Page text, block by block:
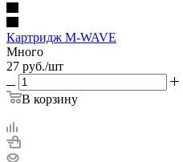
Картридж M-WAVE
Много
27 руб./шт
В корзину